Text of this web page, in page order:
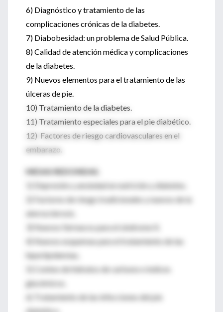
6) Diagnóstico y tratamiento de las
complicaciones crónicas de la diabetes.
7) Diabobesidad: un problema de Salud Pública.
8) Calidad de atención médica y complicaciones
de la diabetes.
9) Nuevos elementos para el tratamiento de las
úlceras de pie.
10) Tratamiento de la diabetes.
11) Tratamiento especiales para el pie diabético.
12) Factores de riesgo cardiovasculares en el
embarazo.
MESAS REDONDAS.
1) Depresión y ansiedad en nutrición y diabetes.
2) Factores de riesgo tradicionales y nuevos de la
aterosclerosis.
3) Nuevos fármacos para el síndrome X.
4) Nuevos esquemas para el tratamiento de las
hiperlipidemias.
5) Conteo de hidratos de carbono e índices
glucémicos.
6) Tratamiento de las infecciones del pie